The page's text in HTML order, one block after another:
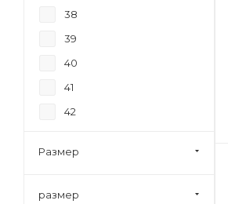
38
39
40
41
42
44
Размер
размер